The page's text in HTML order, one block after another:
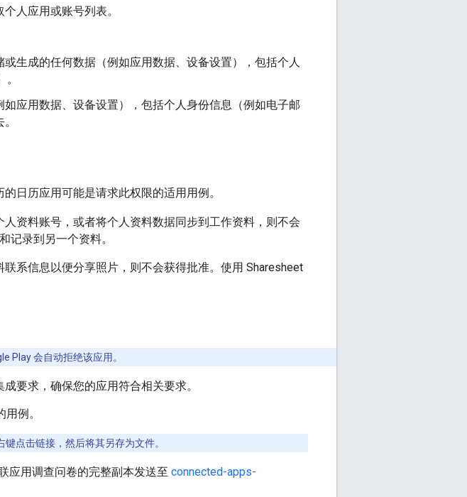
人应用或账号列表。
生成的任何数据（例如应用数据、设备设置），包括个人
应用数据、设备设置），包括个人身份信息（例如电子邮
日历应用可能是请求此权限的适用用例。
资料账号，或者将个人资料数据同步到工作资料，则不会
记录到另一个资料。
系信息以便分享照片，则不会获得批准。使用 Sharesheet
Play 会自动拒绝该应用。
要求，确保您的应用符合相关要求。
用例。
点击链接，然后将其另存为文件。
应用调查问卷的完整副本发送至 connected-apps-